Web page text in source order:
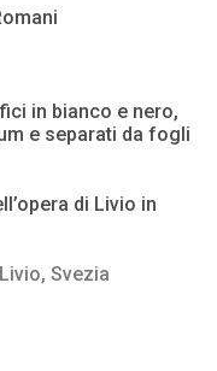
in bianco e nero,
e separati da fogli
di Livio in
Livio, Svezia